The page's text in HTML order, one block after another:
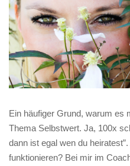
Ein häufiger Grund, warum es
Thema Selbstwert. Ja, 100x
dann ist egal wen du
funktionieren? Bei mir im